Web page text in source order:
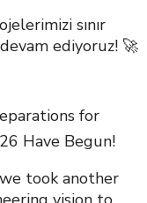
sınır
ediyoruz! 🚀
for
Have Begun!
took another